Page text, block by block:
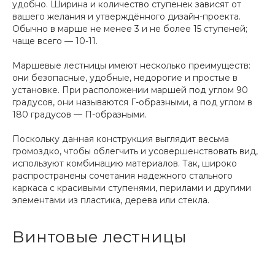
удобно. Ширина и количество ступенек зависят от
вашего желания и утверждённого дизайн-проекта.
Обычно в марше не менее 3 и не более 15 ступеней;
чаще всего — 10-11.
Маршевые лестницы имеют несколько преимуществ:
они безопасные, удобные, недорогие и простые в
установке. При расположении маршей под углом 90
градусов, они называются Г-образными, а под углом в
180 градусов — П-образными.
Поскольку данная конструкция выглядит весьма
громоздко, чтобы облегчить и усовершенствовать вид,
используют комбинацию материалов. Так, широко
распространены сочетания надежного стального
каркаса с красивыми ступенями, перилами и другими
элементами из пластика, дерева или стекла.
Винтовые лестницы